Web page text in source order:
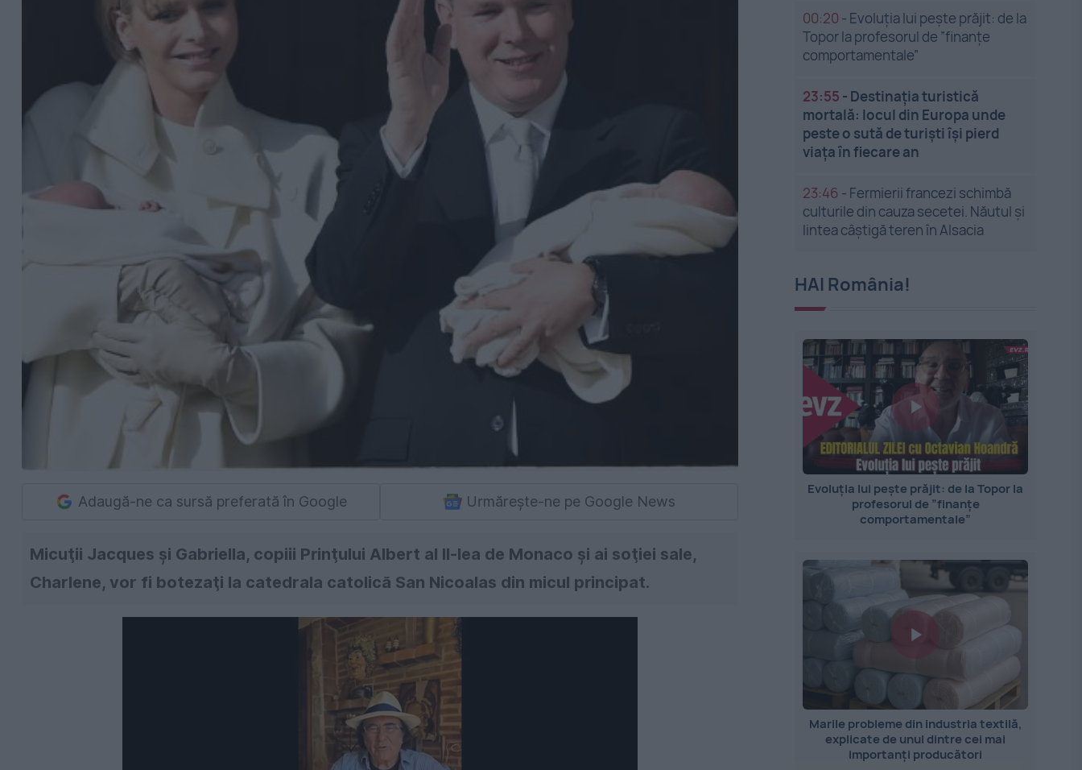
Adaugă-ne ca sursă preferată în Google Urmărește-ne pe Google News
Micuţii Jacques şi Gabriella, copiii Prinţului Albert al II-lea de Monaco şi ai soţiei sale,
Charlene, vor fi botezaţi la catedrala catolică San Nicoalas din micul principat.
00:20 - Evoluția lui pește prăjit: de la
Topor la profesorul de ”finanțe
comportamentale”
23:55 - Destinația turistică
mortală: locul din Europa unde
peste o sută de turiști își pierd
viața în fiecare an
23:46 - Fermierii francezi schimbă
culturile din cauza secetei. Năutul și
lintea câștigă teren în Alsacia
HAI România!
Evoluția lui pește prăjit: de la Topor la
profesorul de ”finanțe
comportamentale”
Marile probleme din industria textilă,
explicate de unul dintre cei mai
importanți producători